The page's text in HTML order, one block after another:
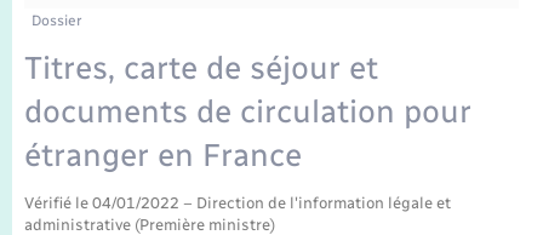
Etat-civil - Papiers - Citoyenneté
Mariage – PACS
Parrainage civil
Recensement
Logement - Urbanisme
Loisirs
Transports scolaires
Travaux - Autorisation d’occupation de l’espace
Compétences
Plan interactif
Présentation de la commune
Dossier
Titres, carte de séjour et
documents de circulation pour
étranger en France
Vérifié le 04/01/2022 – Direction de l'information légale et
administrative (Première ministre)